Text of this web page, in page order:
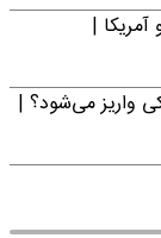
|
واریز می‌شود؟ |